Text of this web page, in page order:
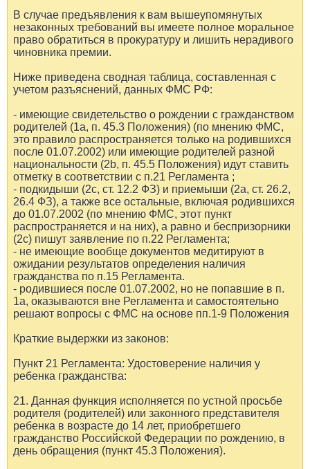
В случае предъявления к вам вышеупомянутых
незаконных требований вы имеете полное моральное
право обратиться в прокуратуру и лишить нерадивого
чиновника премии.
Ниже приведена сводная таблица, составленная с
учетом разъяснений, данных ФМС РФ:
- имеющие свидетельство о рождении с гражданством
родителей (1а, п. 45.3 Положения) (по мнению ФМС,
это правило распространяется только на родившихся
после 01.07.2002) или имеющие родителей разной
национальности (2b, п. 45.5 Положения) идут ставить
отметку в соответствии с п.21 Регламента ;
- подкидыши (2с, ст. 12.2 ФЗ) и приемыши (2a, ст. 26.2,
26.4 ФЗ), а также все остальные, включая родившихся
до 01.07.2002 (по мнению ФМС, этот пункт
распространяется и на них), а равно и беспризорники
(2с) пишут заявление по п.22 Регламента;
- не имеющие вообще документов медитируют в
ожидании результатов определения наличия
гражданства по п.15 Регламента.
- родившиеся после 01.07.2002, но не попавшие в п.
1а, оказываются вне Регламента и самостоятельно
решают вопросы с ФМС на основе пп.1-9 Положения
Краткие выдержки из законов:
Пункт 21 Регламента: Удостоверение наличия у
ребенка гражданства:
21. Данная функция исполняется по устной просьбе
родителя (родителей) или законного представителя
ребенка в возрасте до 14 лет, приобретшего
гражданство Российской Федерации по рождению, в
день обращения (пункт 45.3 Положения).